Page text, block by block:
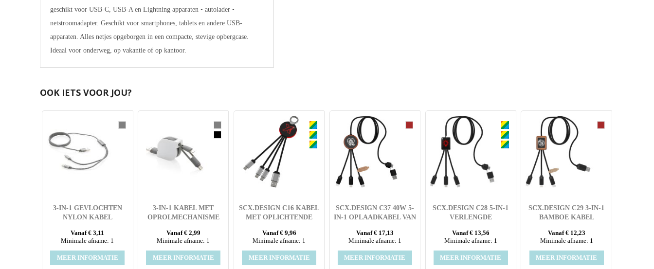
geschikt voor USB-C, USB-A en Lightning apparaten • autolader •
netstroomadapter. Geschikt voor smartphones, tablets en andere USB-
apparaten. Alles netjes opgeborgen in een compacte, stevige opbergcase.
Ideaal voor onderweg, op vakantie of op kantoor.
OOK IETS VOOR JOU?
3-IN-1 GEVLOCHTEN
NYLON KABEL
Vanaf € 3,11
Minimale afname: 1
MEER INFORMATIE
3-IN-1 KABEL MET
OPROLMECHANISME
Vanaf € 2,99
Minimale afname: 1
MEER INFORMATIE
SCX.DESIGN C16 KABEL
MET OPLICHTENDE
Vanaf € 9,96
Minimale afname: 1
MEER INFORMATIE
SCX.DESIGN C37 40W 5-
IN-1 OPLAADKABEL VAN
LOGO EN RONDE
HOUTEN BEHUIZING
Vanaf € 17,13
Minimale afname: 1
MEER INFORMATIE
SCX.DESIGN C28 5-IN-1
VERLENGDE
Vanaf € 13,56
Minimale afname: 1
MEER INFORMATIE
SCX.DESIGN C29 3-IN-1
BAMBOE KABEL
Vanaf € 12,23
Minimale afname: 1
MEER INFORMATIE